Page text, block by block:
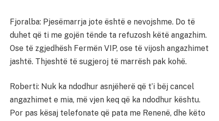
Fjoralba: Pjesëmarrja jote është e nevojshme. Do të
duhet që ti me gojën tënde ta refuzosh këtë angazhim.
Ose të zgjedhësh Fermën VIP, ose të vijosh angazhimet
jashtë. Thjeshtë të sugjeroj të marrësh pak kohë.
Roberti: Nuk ka ndodhur asnjëherë që t’i bëj cancel
angazhimet e mia, më vjen keq që ka ndodhur kështu.
Por pas kësaj telefonate që pata me Renenë, dhe këto